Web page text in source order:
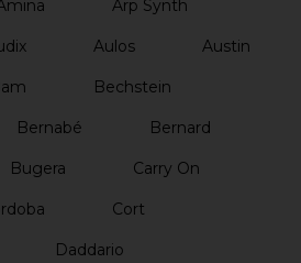
Arp Synth
Aulos Austin
Bechstein
Bernabé Bernard
Bugera Carry On
Cort
Daddario